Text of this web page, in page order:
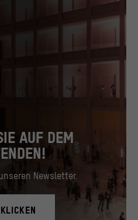
AUF DEM
Newsletter.